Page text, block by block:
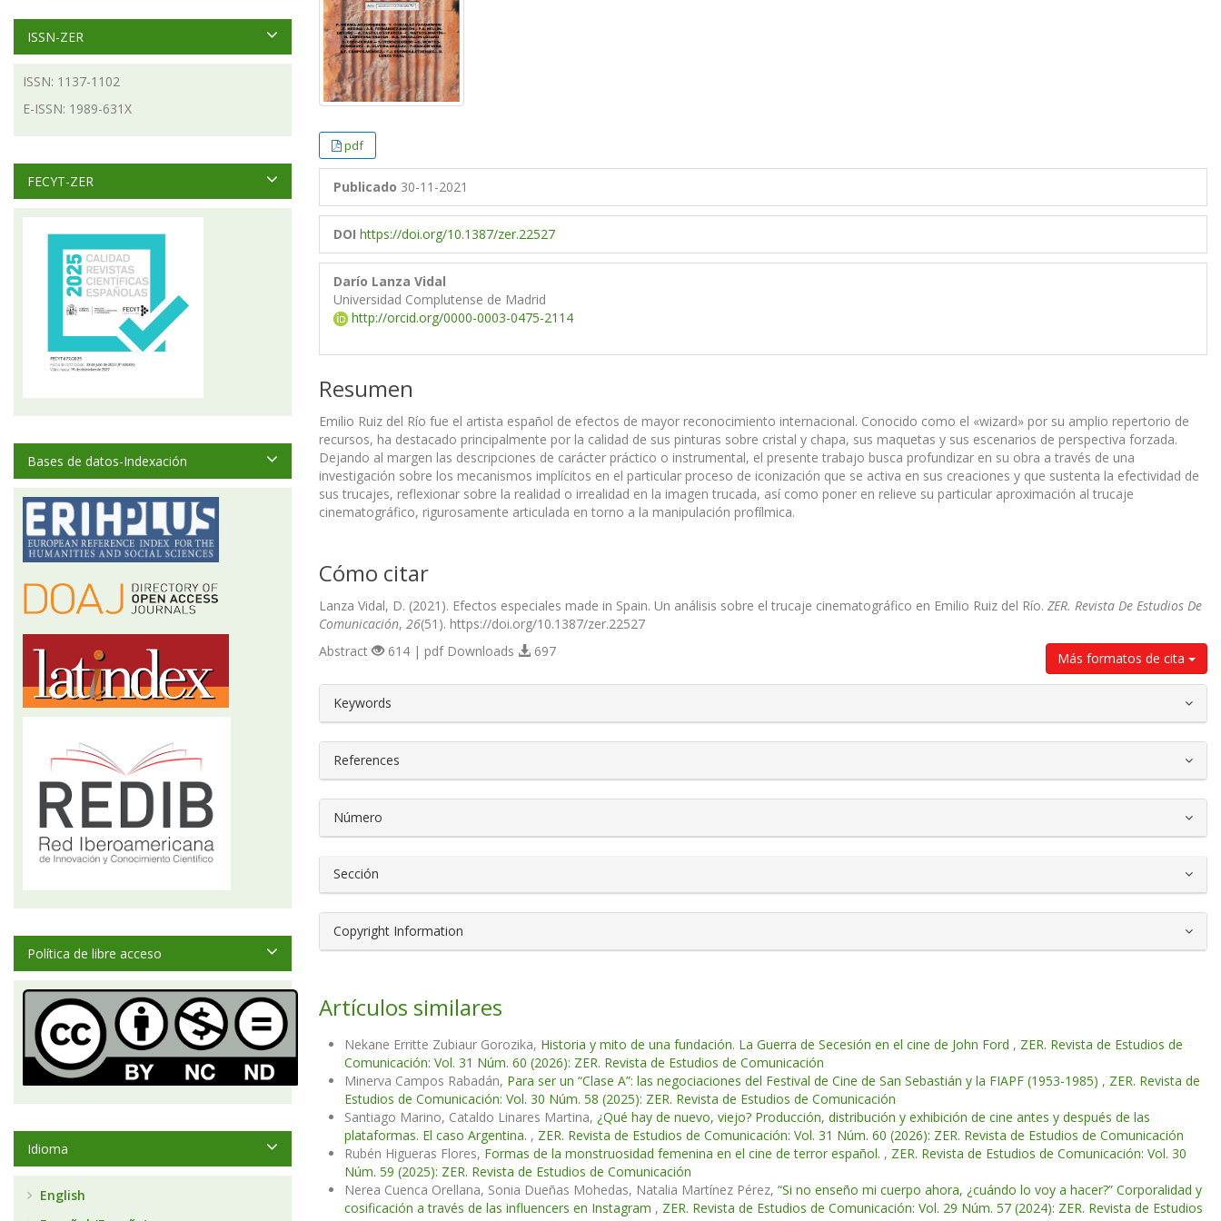
pdf
Publicado 30-11-2021
DOI https://doi.org/10.1387/zer.22527
Darío Lanza Vidal
Universidad Complutense de Madrid
http://orcid.org/0000-0003-0475-2114
Resumen
Emilio Ruiz del Río fue el artista español de efectos de mayor reconocimiento internacional. Conocido como el «wizard» por su amplio repertorio de
recursos, ha destacado principalmente por la calidad de sus pinturas sobre cristal y chapa, sus maquetas y sus escenarios de perspectiva forzada.
Dejando al margen las descripciones de carácter práctico o instrumental, el presente trabajo busca profundizar en su obra a través de una
investigación sobre los mecanismos implícitos en el particular proceso de iconización que se activa en sus creaciones y que sustenta la efectividad de
sus trucajes, reflexionar sobre la realidad o irrealidad en la imagen trucada, así como poner en relieve su particular aproximación al trucaje
cinematográfico, rigurosamente articulada en torno a la manipulación profílmica.
Cómo citar
Lanza Vidal, D. (2021). Efectos especiales made in Spain. Un análisis sobre el trucaje cinematográfico en Emilio Ruiz del Río. ZER. Revista De Estudios De
Comunicación, 26(51). https://doi.org/10.1387/zer.22527
Más formatos de cita
Abstract 614 | pdf Downloads 697
##plugins.themes.bootstrap3.article.details##
Keywords
References
Número
Sección
Copyright Information
Artículos similares
Nekane Erritte Zubiaur Gorozika, Historia y mito de una fundación. La Guerra de Secesión en el cine de John Ford , ZER. Revista de Estudios de
Comunicación: Vol. 31 Núm. 60 (2026): ZER. Revista de Estudios de Comunicación
Minerva Campos Rabadán, Para ser un “Clase A”: las negociaciones del Festival de Cine de San Sebastián y la FIAPF (1953-1985) , ZER. Revista de
Estudios de Comunicación: Vol. 30 Núm. 58 (2025): ZER. Revista de Estudios de Comunicación
Santiago Marino, Cataldo Linares Martina, ¿Qué hay de nuevo, viejo? Producción, distribución y exhibición de cine antes y después de las
plataformas. El caso Argentina. , ZER. Revista de Estudios de Comunicación: Vol. 31 Núm. 60 (2026): ZER. Revista de Estudios de Comunicación
Rubén Higueras Flores, Formas de la monstruosidad femenina en el cine de terror español. , ZER. Revista de Estudios de Comunicación: Vol. 30
Núm. 59 (2025): ZER. Revista de Estudios de Comunicación
Nerea Cuenca Orellana, Sonia Dueñas Mohedas, Natalia Martínez Pérez, “Si no enseño mi cuerpo ahora, ¿cuándo lo voy a hacer?” Corporalidad y
cosificación a través de las influencers en Instagram , ZER. Revista de Estudios de Comunicación: Vol. 29 Núm. 57 (2024): ZER. Revista de Estudios
ISSN-ZER
ISSN: 1137-1102
E-ISSN: 1989-631X
FECYT-ZER
Bases de datos-Indexación
Política de libre acceso
Idioma
English